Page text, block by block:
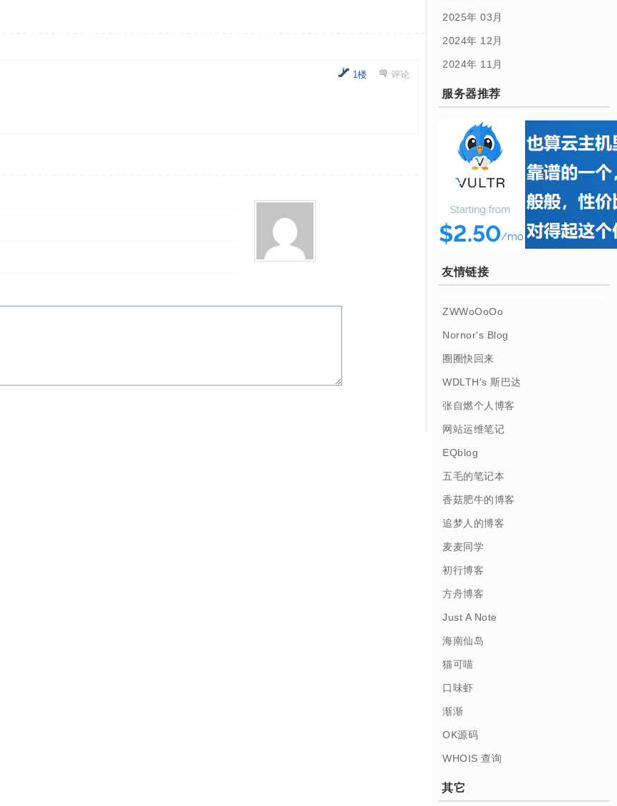
评论
1楼
2025年 03月
2024年 12月
2024年 11月
服务器推荐
友情链接
ZWWoOoOo
Nornor's Blog
圈圈快回来
WDLTH's 斯巴达
张自燃个人博客
网站运维笔记
EQblog
五毛的笔记本
香菇肥牛的博客
追梦人的博客
麦麦同学
初行博客
方舟博客
Just A Note
海南仙岛
猫可喵
口味虾
渐渐
OK源码
WHOIS 查询
其它